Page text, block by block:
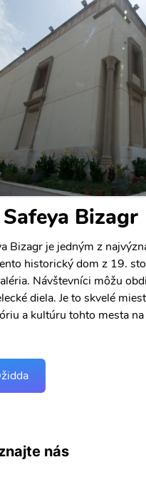
Bizagr
Bizagr je jedným z
historický dom z 19.
Návštevníci môžu
diela. Je to skvelé
a kultúru tohto mesta
nás